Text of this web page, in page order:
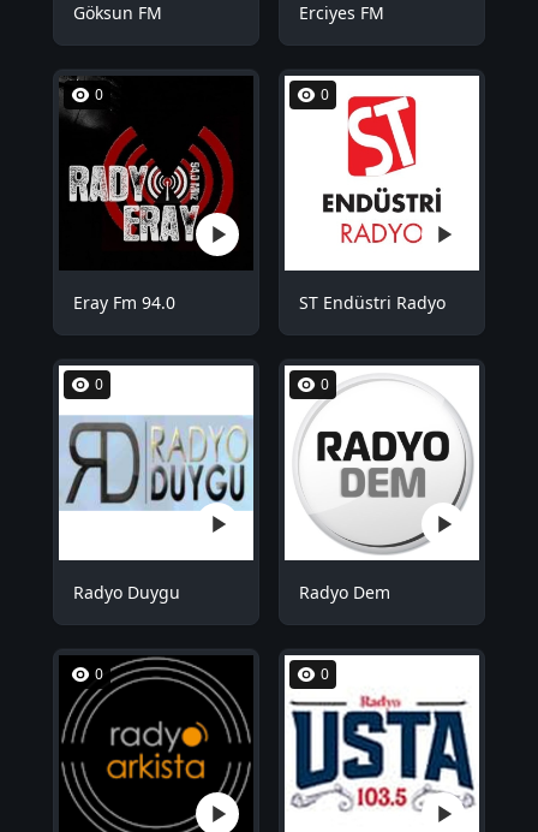
Göksun FM Erciyes FM
0
Eray Fm 94.0
0
ST Endüstri Radyo
0
Radyo Duygu
0
Radyo Dem
0 0